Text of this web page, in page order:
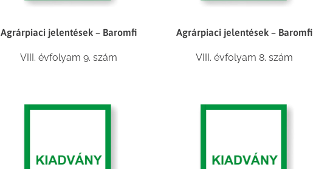
Agrárpiaci jelentések – Baromfi
VIII. évfolyam 9. szám
Agrárpiaci jelentések – Baromfi
VIII. évfolyam 8. szám